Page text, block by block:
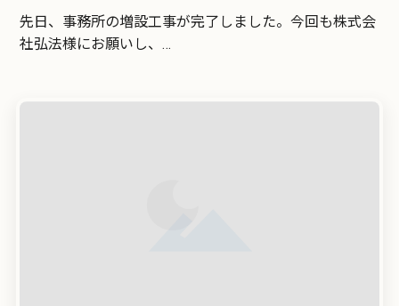
先日、事務所の増設工事が完了しました。今回も株式会
社弘法様にお願いし、…